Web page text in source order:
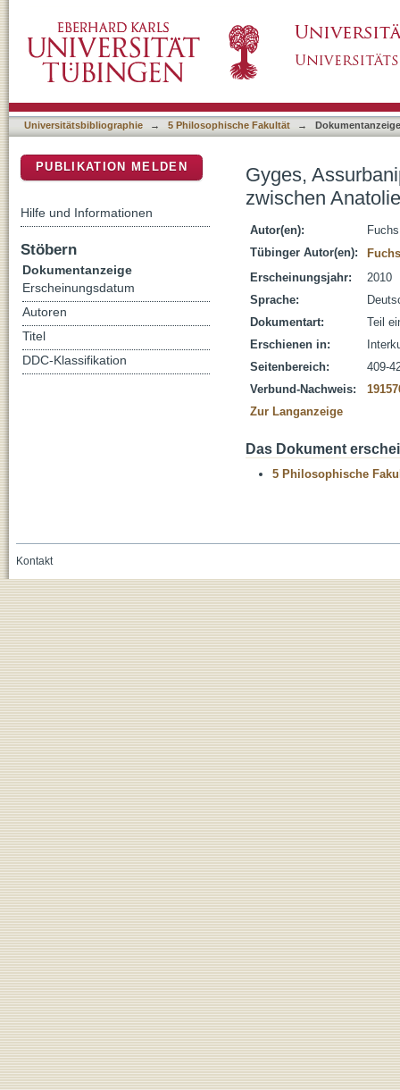
Universitätsbibliographie → 5 Philosophische Fakultät → Dokumentanzeige
Gyges,
zwischen
Autor(en):
Tübinger Autor(en):
Erscheinungsjahr:
2010
Sprache:
Dokumentart:
Teil
Erschienen in:
Seitenbereich:
409-
Verbund-Nachweis:
Zur Langanzeige
Das Dokument
5 Philosophische
PUBLIKATION MELDEN
Hilfe und Informationen
Stöbern
Dokumentanzeige
Erscheinungsdatum
Autoren
Titel
DDC-Klassifikation
Kontakt